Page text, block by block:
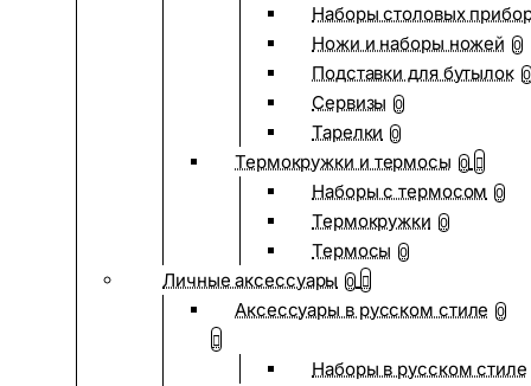
Наборы столовых
Ножи и наборы ножей 0
Подставки для бутылок 0
Сервизы 0
Тарелки 0
Термокружки и термосы 0
Наборы с термосом 0
Термокружки 0
Термосы 0
Личные аксессуары 0
Аксессуары в русском стиле 0
Наборы в русском стиле